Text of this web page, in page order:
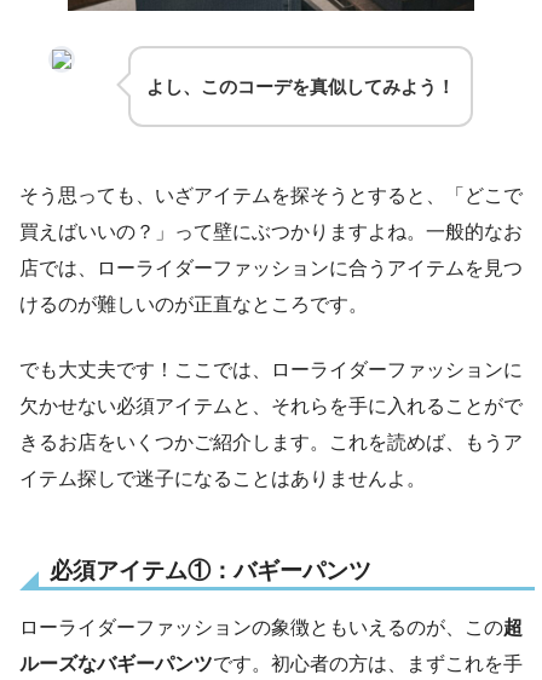
よし、このコーデを真似してみよう！
そう思っても、いざアイテムを探そうとすると、「どこで
買えばいいの？」って壁にぶつかりますよね。一般的なお
店では、ローライダーファッションに合うアイテムを見つ
けるのが難しいのが正直なところです。
でも大丈夫です！ここでは、ローライダーファッションに
欠かせない必須アイテムと、それらを手に入れることがで
きるお店をいくつかご紹介します。これを読めば、もうア
イテム探しで迷子になることはありませんよ。
必須アイテム①：バギーパンツ
ローライダーファッションの象徴ともいえるのが、この超
ルーズなバギーパンツです。初心者の方は、まずこれを手